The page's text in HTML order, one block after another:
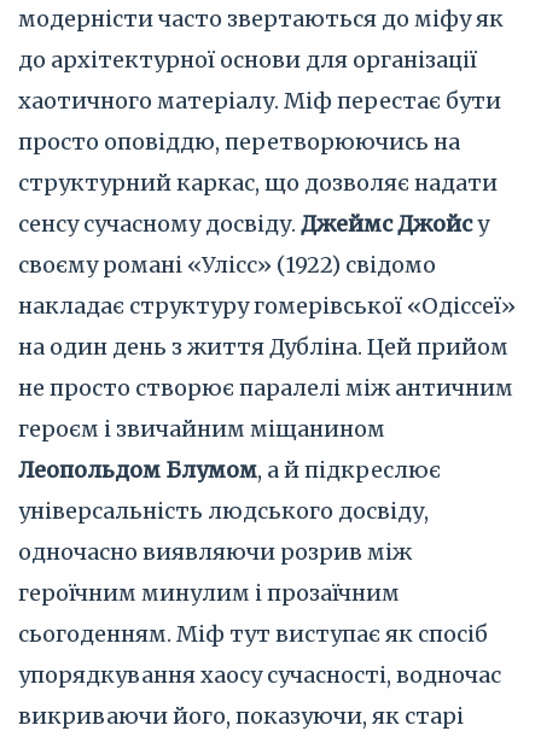
модерністи часто звертаються до міфу як
до архітектурної основи для організації
хаотичного матеріалу. Міф перестає бути
просто оповіддю, перетворюючись на
структурний каркас, що дозволяє надати
сенсу сучасному досвіду. Джеймс Джойсу
своєму романі «Улісс» (1922) свідомо
накладає структуру гомерівської «Одіссеї»
на один день з життя Дубліна. Цей прийом
не просто створює паралелі між античним
героєм і звичайним міщанином
Леопольдом Блумом, а й підкреслює
універсальність людського досвіду,
одночасно виявляючи розрив між
героїчним минулим і прозаїчним
сьогоденням. Міф тут виступає як спосіб
упорядкування хаосу сучасності, водночас
викриваючи його, показуючи, як старі